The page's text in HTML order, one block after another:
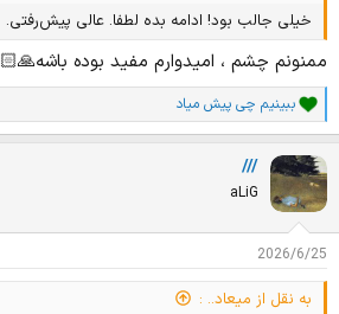
خیلی جالب بود! ادامه بده لطفا. عالی پیش‌رفتی.
ممنونم چشم ، امیدوارم مفید بوده باشه🙏🏻
ا
م
ی
ا
ز
ت
:
ببینیم چی پیش میاد
///
aLiG
2026/6/25
به نقل از میعاد.. :